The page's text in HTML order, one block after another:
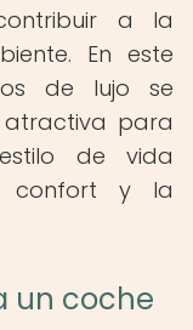
a la
En este
de lujo se
para
de vida
confort y la
un coche